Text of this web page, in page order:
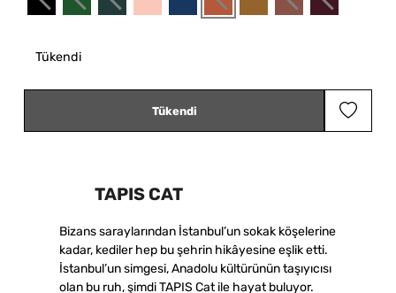
TAPIS CAT
Bizans saraylarından İstanbul’un sokak köşelerine
kadar, kediler hep bu şehrin hikâyesine eşlik etti.
İstanbul’un simgesi, Anadolu kültürünün taşıyıcısı
olan bu ruh, şimdi TAPIS Cat ile hayat buluyor.
Tükendi
Tükendi